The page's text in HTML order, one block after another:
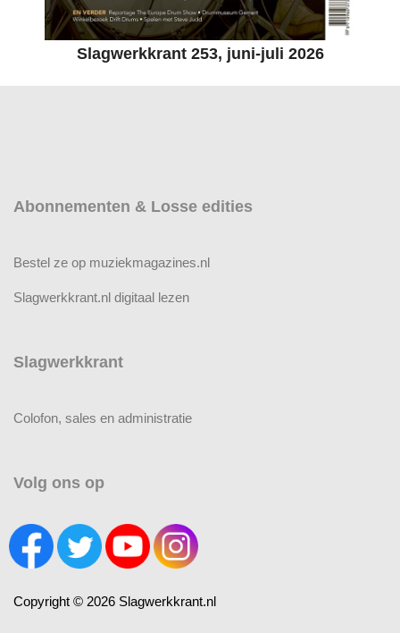
Slagwerkkrant 253, juni-juli 2026
Abonnementen & Losse edities
Bestel ze op muziekmagazines.nl
Slagwerkkrant.nl digitaal lezen
Slagwerkkrant
Colofon, sales en administratie
Volg ons op
Copyright © 2026 Slagwerkkrant.nl